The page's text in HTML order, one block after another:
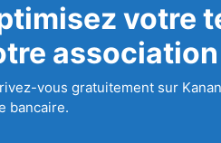
votre
vous gratuitement sur
bancaire.